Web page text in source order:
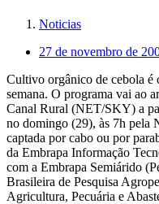
Noticias
27 de novembro de
Cultivo orgânico de cebola é
semana. O programa vai ao
Canal Rural (NET/SKY) a
no domingo (29), às 7h pela
captada por cabo ou por
da Embrapa Informação
com a Embrapa Semiárido
Brasileira de Pesquisa
Agricultura, Pecuária e